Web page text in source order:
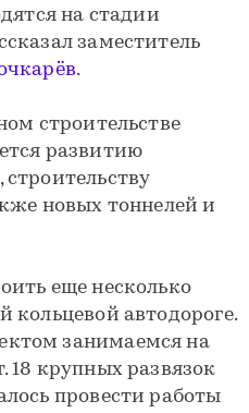
на стадии
заместитель
.
строительстве
развитию
новых тоннелей и
еще несколько
кольцевой автодороге.
занимаемся на
18 крупных развязок
провести работы